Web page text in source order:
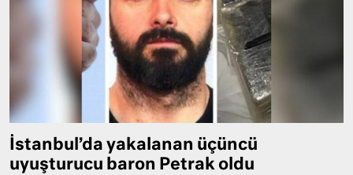
İstanbul’da yakalanan üçüncü
uyuşturucu baron Petrak oldu